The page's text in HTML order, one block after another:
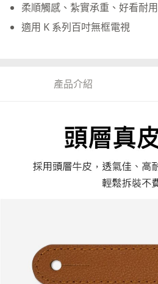
柔順觸感、紮實承重、好看耐用
適用 K 系列百吋無框電視
產品介紹